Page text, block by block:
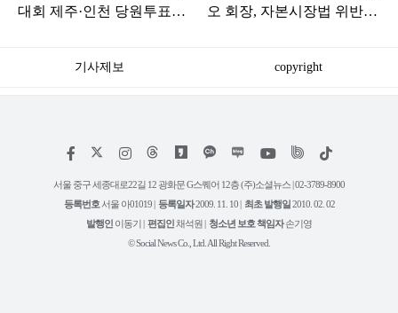
대회 제주·인천 당원투표서
오 회장, 자본시장법 위반
기사제보 copyright
페
스
인
타
램
위
트
유
튜
틱
서울 중구 세종대로22길 12 광화문 G스퀘어 12층 (주)소셜뉴스 | 02-3789-8900
등록번호 서울 아01019 | 등록일자2009. 11. 10 | 최초 발행일2010. 02. 02
발행인 이동기 | 편집인채석원 | 청소년 보호 책임자손기영
© Social News Co., Ltd. All Right Reserved.